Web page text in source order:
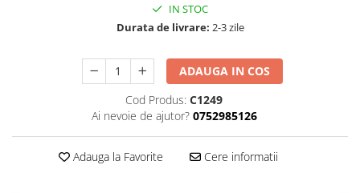
IN STOC
Durata de livrare: 2-3 zile
ADAUGA IN COS
Cod Produs: C1249
Ai nevoie de ajutor? 0752985126
Adauga la Favorite Cere informatii